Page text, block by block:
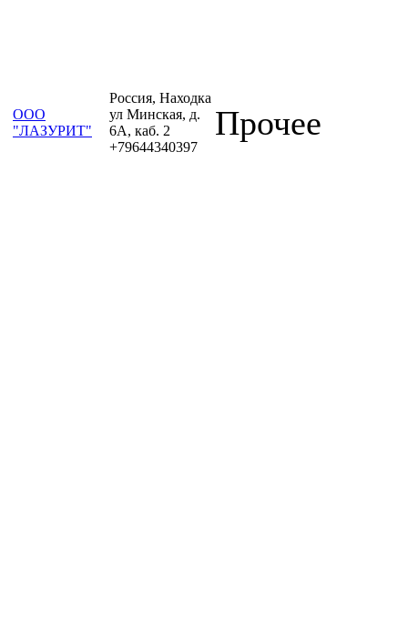
ООО
"ЛАЗУРИТ"
Россия, Находка
ул Минская, д.
6А, каб. 2
+79644340397
Прочее